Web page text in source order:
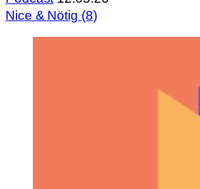
Nice & Nötig (8)